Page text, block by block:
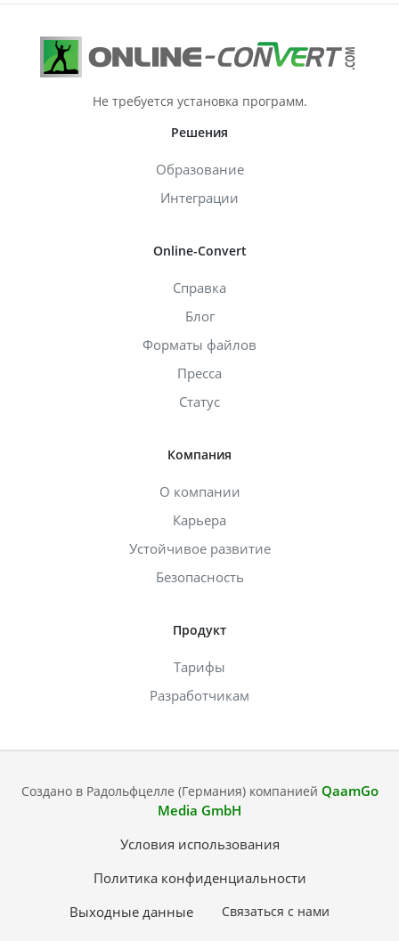
Не требуется установка программ.
Решения
Образование
Интеграции
Online-Convert
Справка
Блог
Форматы файлов
Пресса
Статус
Компания
О компании
Карьера
Устойчивое развитие
Безопасность
Продукт
Тарифы
Разработчикам
Создано в Радольфцелле (Германия) компанией QaamGo
Media GmbH
Условия использования
Политика конфиденциальности
Выходные данные
Связаться с нами